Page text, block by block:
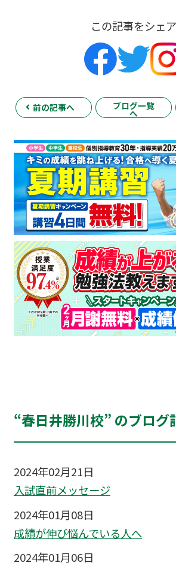
この記事をシェア
前の記事へ ブログ一覧
へ
“春日井勝川校” のブログ
2024年02月21日
入試直前メッセージ
2024年01月08日
成績が伸び悩んでいる人へ
2024年01月06日